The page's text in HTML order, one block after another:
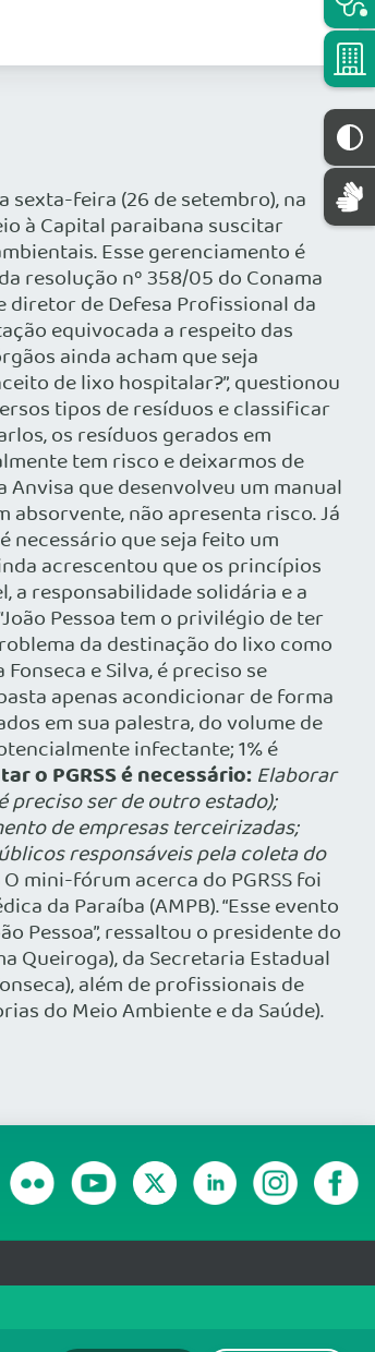
sexta-feira (26 de setembro), na
à Capital paraibana suscitar
Esse gerenciamento é
resolução nº 358/05 do Conama
diretor de Defesa Profissional da
equivocada a respeito das
ainda acham que seja
de lixo hospitalar?”, questionou
tipos de resíduos e classificar
os resíduos gerados em
tem risco e deixarmos de
que desenvolveu um manual
absorvente, não apresenta risco. Já
necessário que seja feito um
acrescentou que os princípios
a responsabilidade solidária e a
Pessoa tem o privilégio de ter
da destinação do lixo como
e Silva, é preciso se
apenas acondicionar de forma
em sua palestra, do volume de
infectante; 1% é
o PGRSS é necessário: Elaborar
preciso ser de outro estado);
de empresas terceirizadas;
responsáveis pela coleta do
O mini-fórum acerca do PGRSS foi
da Paraíba (AMPB). “Esse evento
Pessoa”, ressaltou o presidente do
Queiroga), da Secretaria Estadual
além de profissionais de
do Meio Ambiente e da Saúde).